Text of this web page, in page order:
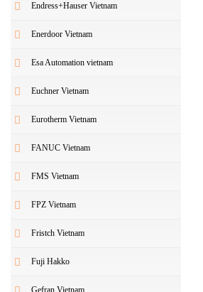
Endress+Hauser Vietnam
Enerdoor Vietnam
Esa Automation vietnam
Euchner Vietnam
Eurotherm Vietnam
FANUC Vietnam
FMS Vietnam
FPZ Vietnam
Fristch Vietnam
Fuji Hakko